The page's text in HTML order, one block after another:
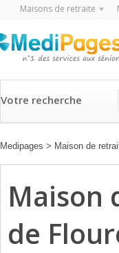
Maisons de retraite
Votre recherche
Medipages > Maison de
Maison
de